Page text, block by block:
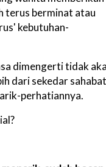
terus berminat atau
kebutuhan-
dimengerti tidak
dari sekedar sahabat
perhatiannya.